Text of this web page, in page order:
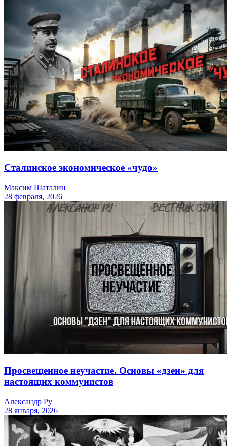
Сталинское экономическое «чудо»
Максим Шаталин
28 февраля, 2026
Просвещенное неучастие. Основы «дзен» для
настоящих коммунистов
Александр Ру
28 января, 2026